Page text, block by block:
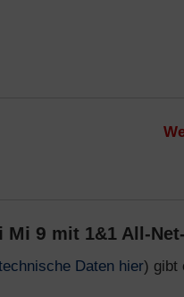
Mi 9 mit 1&1 All-
Daten hier) gibt